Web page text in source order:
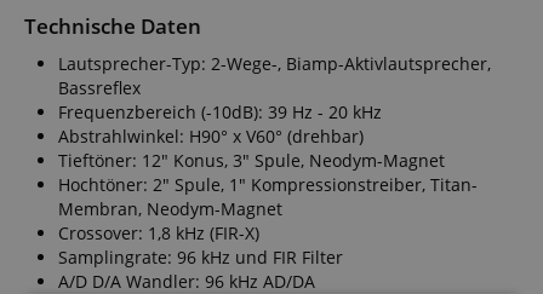
Technische Daten
Lautsprecher-Typ: 2-Wege-, Biamp-Aktivlautsprecher,
Bassreflex
Frequenzbereich (-10dB): 39 Hz - 20 kHz
Abstrahlwinkel: H90° x V60° (drehbar)
Tieftöner: 12" Konus, 3" Spule, Neodym-Magnet
Hochtöner: 2" Spule, 1" Kompressionstreiber, Titan-
Membran, Neodym-Magnet
Crossover: 1,8 kHz (FIR-X)
Samplingrate: 96 kHz und FIR Filter
A/D D/A Wandler: 96 kHz AD/DA